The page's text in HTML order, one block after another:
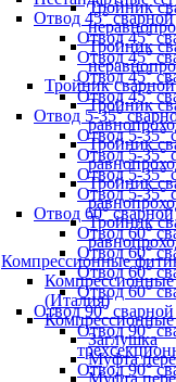
Отвод 45° сварной
Отвод 45°
Отвод 45°
Отвод 45°
Отвод 45°
Отвод 5-35°
Отвод 5-35°
Отвод 5-35°
Отвод 5-35°
Отвод 5-35°
Отвод 60° сварной
Отвод 60°
Отвод 60°
Отвод 60°
Отвод 60°
Отвод 90°
Отвод 90°
Отвод 90°
Тройник
Тройник
Тройник
Тройник
Тройник
Тройник
Тройник
Компрессионные
(Италия)
Заглушка
Муфта
Муфта